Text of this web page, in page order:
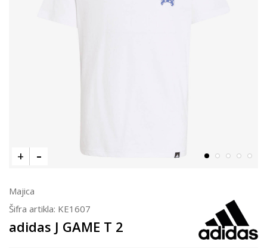
Majica
Šifra artikla: KE1607
adidas J GAME T 2